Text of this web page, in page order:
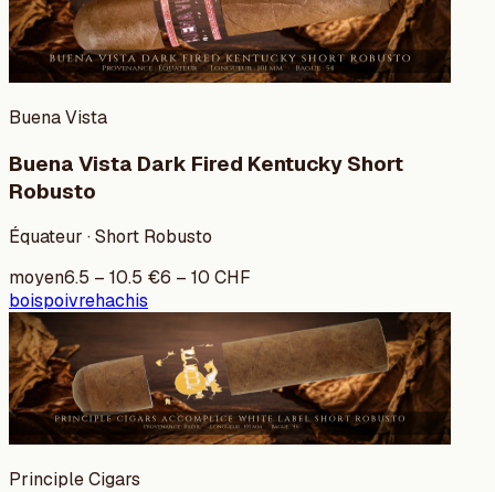
Buena Vista
Buena Vista Dark Fired Kentucky Short
Robusto
Équateur · Short Robusto
moyen6.5 – 10.5 €6 – 10 CHF
boispoivrehachis
Principle Cigars